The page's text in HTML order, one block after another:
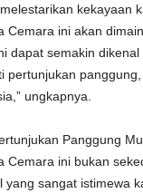
kekayaan
Cemara ini akan
dapat semakin
pertunjukan
ungkapnya.
Panggung
ini bukan
sangat istimewa